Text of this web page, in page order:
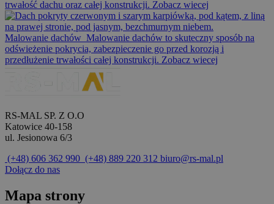
trwałość dachu oraz całej konstrukcji. Zobacz wiecej
Malowanie dachów Malowanie dachów to skuteczny sposób na
odświeżenie pokrycia, zabezpieczenie go przed korozją i
przedłużenie trwałości całej konstrukcji. Zobacz wiecej
RS-MAL SP. Z O.O
Katowice 40-158
ul. Jesionowa 6/3
(+48) 606 362 990 (+48) 889 220 312 biuro@rs-mal.pl
Dołącz do nas
Mapa strony